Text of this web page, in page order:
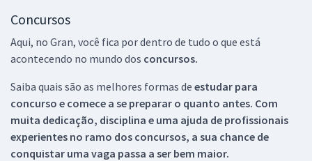
Concursos
Aqui, no Gran, você fica por dentro de tudo o que está
acontecendo no mundo dos concursos.
Saiba quais são as melhores formas de estudar para
concurso e comece a se preparar o quanto antes. Com
muita dedicação, disciplina e uma ajuda de profissionais
experientes no ramo dos concursos, a sua chance de
conquistar uma vaga passa a ser bem maior.